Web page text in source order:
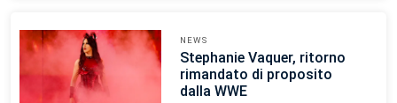
NEWS
Stephanie Vaquer, ritorno
rimandato di proposito
dalla WWE